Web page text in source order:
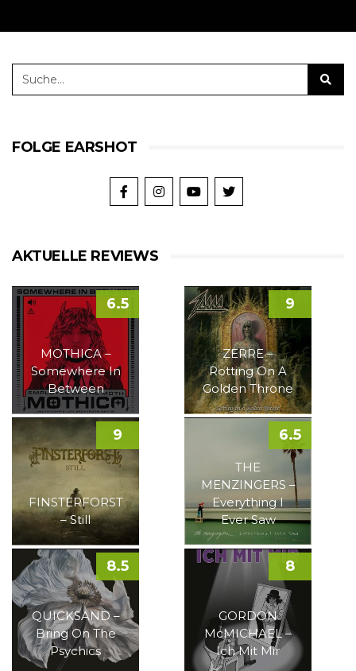
FOLGE EARSHOT
AKTUELLE REVIEWS
MOTHICA –
Somewhere In
Between
6.5
ZERRE –
Rotting On A
Golden Throne
9
FINSTERFORST
– Still
9
THE
MENZINGERS –
Everything I
Ever Saw
6.5
QUICKSAND –
Bring On The
Psychics
8.5
GORDON
McMICHAEL –
Ich Mit Mir
8